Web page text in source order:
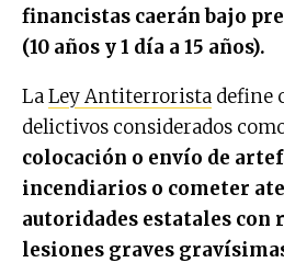
financistas caerán bajo
(10 años y 1 día a 15 años).
LaLey Antiterrorista define
delictivos considerados
colocación o envío de
incendiarios o cometer
autoridades estatales con
lesiones graves